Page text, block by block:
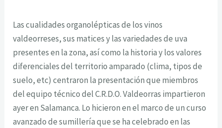
Las cualidades organolépticas de los vinos
valdeorreses, sus matices y las variedades de uva
presentes en la zona, así como la historia y los valores
diferenciales del territorio amparado (clima, tipos de
suelo, etc) centraron la presentación que miembros
del equipo técnico del C.R.D.O. Valdeorras impartieron
ayer en Salamanca. Lo hicieron en el marco de un curso
avanzado de sumillería que se ha celebrado en las